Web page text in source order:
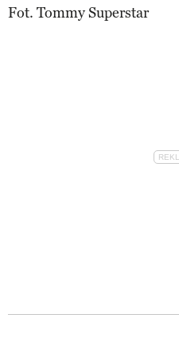
Fot. Tommy Superstar